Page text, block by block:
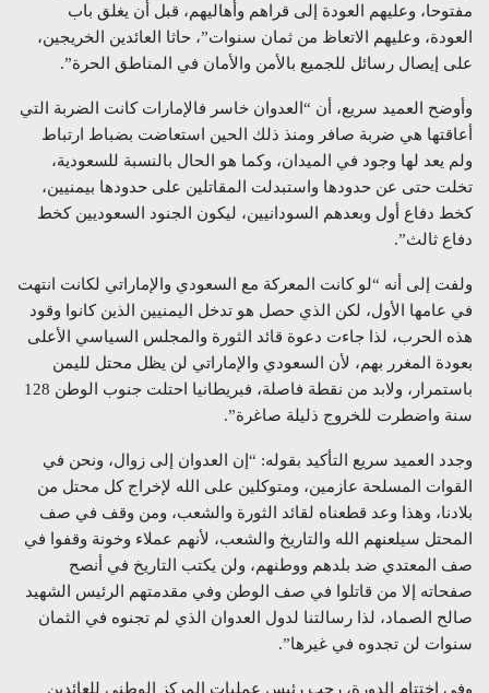
مفتوحا، وعليهم العودة إلى قراهم وأهاليهم، قبل أن يغلق باب
العودة، وعليهم الاتعاظ من ثمان سنوات”، حاثا العائدين الخريجين،
على إيصال رسائل للجميع بالأمن والأمان في المناطق الحرة”.
وأوضح العميد سريع، أن “العدوان خاسر فالإمارات كانت الضربة التي
أعاقتها هي ضربة صافر ومنذ ذلك الحين استعاضت بضباط ارتباط
ولم يعد لها وجود في الميدان، وكما هو الحال بالنسبة للسعودية،
تخلت حتى عن حدودها واستبدلت المقاتلين على حدودها بيمنيين،
كخط دفاع أول وبعدهم السودانيين، ليكون الجنود السعوديين كخط
دفاع ثالث”.
ولفت إلى أنه “لو كانت المعركة مع السعودي والإماراتي لكانت انتهت
في عامها الأول، لكن الذي حصل هو تدخل اليمنيين الذين كانوا وقود
هذه الحرب، لذا جاءت دعوة قائد الثورة والمجلس السياسي الأعلى
بعودة المغرر بهم، لأن السعودي والإماراتي لن يظل محتل لليمن
باستمرار، ولابد من نقطة فاصلة، فبريطانيا احتلت جنوب الوطن 128
سنة واضطرت للخروج ذليلة صاغرة”.
وجدد العميد سريع التأكيد بقوله: “إن العدوان إلى زوال، ونحن في
القوات المسلحة عازمين، ومتوكلين على الله لإخراج كل محتل من
بلادنا، وهذا وعد قطعناه لقائد الثورة والشعب، ومن وقف في صف
المحتل سيلعنهم الله والتاريخ والشعب، لأنهم عملاء وخونة وقفوا في
صف المعتدي ضد بلدهم ووطنهم، ولن يكتب التاريخ في أنصح
صفحاته إلا من قاتلوا في صف الوطن وفي مقدمتهم الرئيس الشهيد
صالح الصماد، لذا رسالتنا لدول العدوان الذي لم تجنوه في الثمان
سنوات لن تجدوه في غيرها”.
وفي اختتام الدورة، رحب رئيس عمليات المركز الوطني للعائدين